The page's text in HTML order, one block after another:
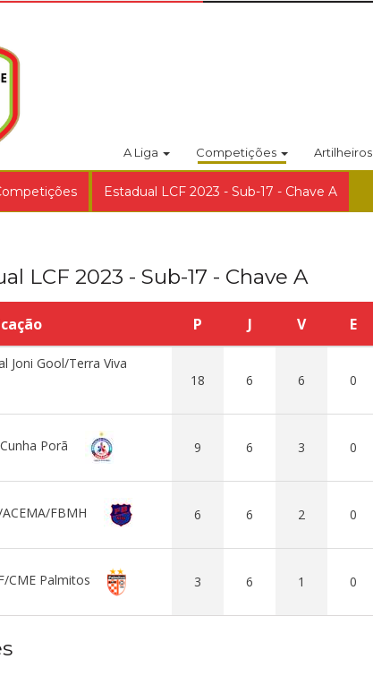
A Liga Competições Artilheiros
Estadual LCF 2023 - Sub-17 - Chave A
LCF 2023 - Sub-17 - Chave A
P J V E
Joni Gool/Terra Viva
18
6 6 0
Porã 9 6 3 0
ACEMA/FBMH 6 6 2 0
CME Palmitos 3 6 1 0